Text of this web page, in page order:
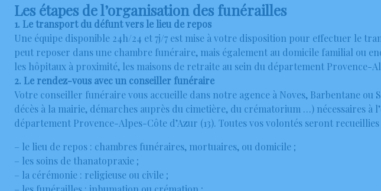
Les étapes de l’organisation des funérailles
1. Le transport du défunt vers le lieu de repos
Une équipe disponible 24h/24 et 7j/7 est mise à votre disposition pour effectuer le
peut reposer dans une chambre funéraire, mais également au domicile familial ou
les hôpitaux à proximité, les maisons de retraite au sein du département Provence-
2. Le rendez-vous avec un conseiller funéraire
Votre conseiller funéraire vous accueille dans notre agence à Noves, Barbentane
décès à la mairie, démarches auprès du cimetière, du crématorium …) nécessaires
département Provence-Alpes-Côte d’Azur (13). Toutes vos volontés seront
– le lieu de repos : chambres funéraires, mortuaires, ou domicile ;
– les soins de thanatopraxie ;
– la cérémonie : religieuse ou civile ;